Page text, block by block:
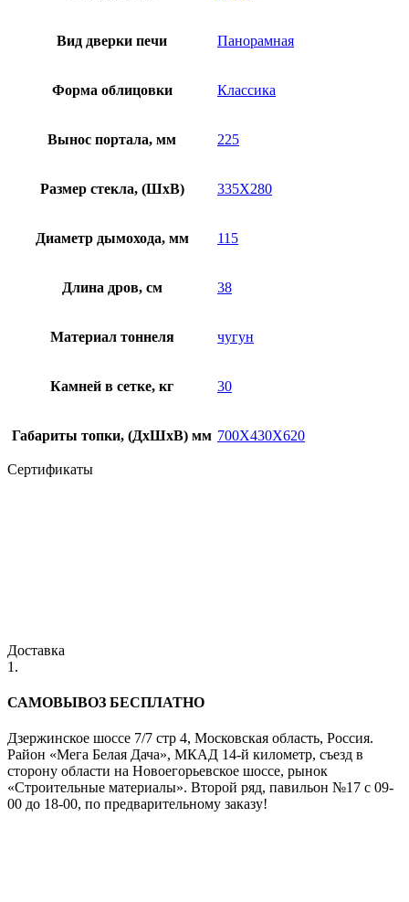
Вид дверки печи Панорамная
Форма облицовки Классика
Вынос портала, мм 225
Размер стекла, (ШхВ) 335Х280
Диаметр дымохода, мм 115
Длина дров, см 38
Материал тоннеля чугун
Камней в сетке, кг 30
Габариты топки, (ДхШхВ) мм 700Х430Х620
Сертификаты
Доставка
1.
САМОВЫВОЗ БЕСПЛАТНО
Дзержинское шоссе 7/7 стр 4, Московская область, Россия.
Район «Мега Белая Дача», МКАД 14-й километр, съезд в
сторону области на Новоегорьевское шоссе, рынок
«Строительные материалы». Второй ряд, павильон №17 с 09-
00 до 18-00, по предварительному заказу!